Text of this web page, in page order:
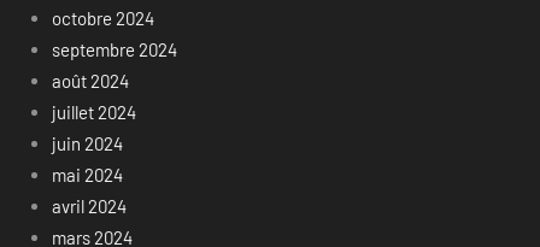
octobre 2024
septembre 2024
août 2024
juillet 2024
juin 2024
mai 2024
avril 2024
mars 2024